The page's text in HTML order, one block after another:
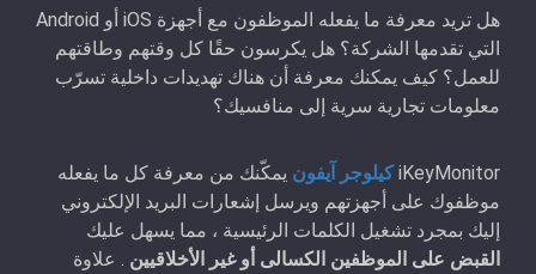
هل تريد معرفة ما يفعله الموظفون مع أجهزة iOS أو Android
التي تقدمها الشركة؟ هل يكرسون حقًا كل وقتهم وطاقتهم
للعمل؟ كيف يمكنك معرفة أن هناك تهديدات داخلية تسرّب
معلومات تجارية سرية إلى منافسيك؟
iKeyMonitorكيلوجر آيفون يمكّنك من معرفة كل ما يفعله
موظفوك على أجهزتهم ويرسل إشعارات البريد الإلكتروني
إليك بمجرد تشغيل الكلمات الرئيسية ، مما يسهل عليك
القبض على الموظفين الكسالى أو غير الأخلاقيين . علاوة